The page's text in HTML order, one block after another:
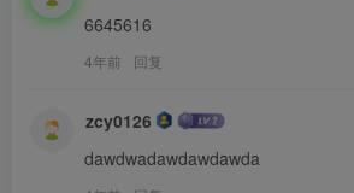
6645616
4年前 回复
zcy0126
dawdwadawdawdawda